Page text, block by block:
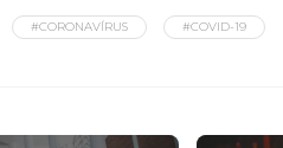
#CORONAVÍRUS #COVID-19